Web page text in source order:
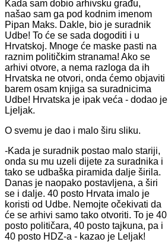
Kada sam dobio arhivsku građu,
našao sam ga pod kodnim imenom
Pipan Maks. Dakle, bio je suradnik
Udbe! To će se sada dogoditi i u
Hrvatskoj. Mnoge će maske pasti na
raznim političkim stranama! Ako se
arhivi otvore, a nema razloga da ih
Hrvatska ne otvori, onda ćemo objaviti
barem osam knjiga sa suradnicima
Udbe! Hrvatska je ipak veća - dodao je
Ljeljak.
O svemu je dao i malo širu sliku.
-Kada je suradnik postao malo stariji,
onda su mu uzeli dijete za suradnika i
tako se udbaška piramida dalje širila.
Danas je naopako postavljena, a širi
se i dalje. 40 posto Hrvata imalo je
koristi od Udbe. Nemojte očekivati da
će se arhivi samo tako otvoriti. To je 40
posto političara, 40 posto tajkuna, pa i
40 posto HDZ-a - kazao je Leljak!